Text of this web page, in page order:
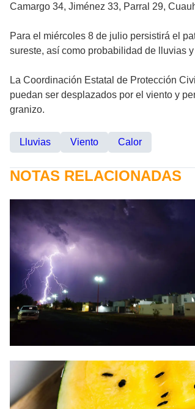
Camargo 34, Jiménez 33, Parral 29,
Para el miércoles 8 de julio persistirá el
sureste, así como probabilidad de lluvias
La Coordinación Estatal de Protección
puedan ser desplazados por el viento y
granizo.
Lluvias Viento Calor
NOTAS RELACIONADAS